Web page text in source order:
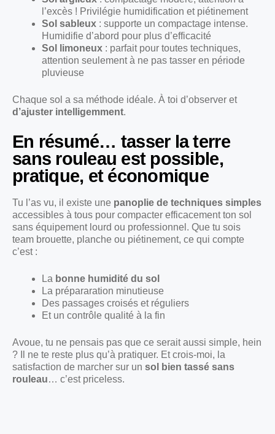
l’excès ! Privilégie humidification et piétinement
Sol sableux : supporte un compactage intense.
Humidifie d’abord pour plus d’efficacité
Sol limoneux : parfait pour toutes techniques,
attention seulement à ne pas tasser en période
pluvieuse
Chaque sol a sa méthode idéale. À toi d’observer et
d’ajuster intelligemment.
En résumé… tasser la terre
sans rouleau est possible,
pratique, et économique
Tu l’as vu, il existe une panoplie de techniques simples
accessibles à tous pour compacter efficacement ton sol
sans équipement lourd ou professionnel. Que tu sois
team brouette, planche ou piétinement, ce qui compte
c’est :
La bonne humidité du sol
La prépararation minutieuse
Des passages croisés et réguliers
Et un contrôle qualité à la fin
Avoue, tu ne pensais pas que ce serait aussi simple, hein
? Il ne te reste plus qu’à pratiquer. Et crois-moi, la
satisfaction de marcher sur un sol bien tassé sans
rouleau… c’est priceless.